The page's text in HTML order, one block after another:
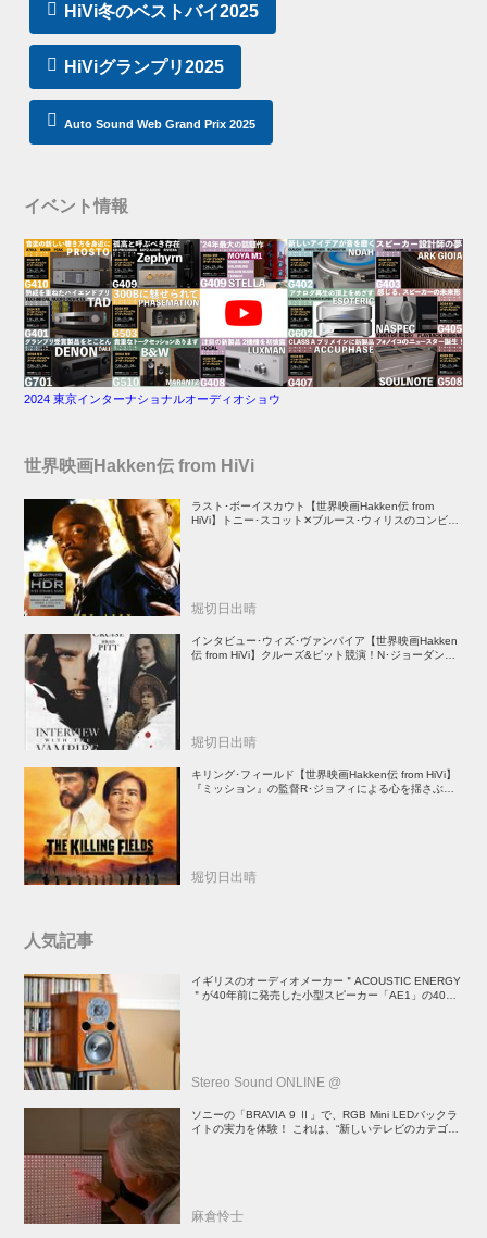
HiVi冬のベストバイ2025
HiViグランプリ2025
Auto Sound Web Grand Prix 2025
イベント情報
2024 東京インターナショナルオーディオショウ
世界映画Hakken伝 from HiVi
ラスト･ボーイスカウト【世界映画Hakken伝 from
HiVi】トニー･スコット✕ブルース･ウィリスのコンビが
堀切日出晴
インタビュー･ウィズ･ヴァンパイア【世界映画Hakken
伝 from HiVi】クルーズ&ピット競演！N･ジョーダン監
堀切日出晴
キリング･フィールド【世界映画Hakken伝 from HiVi】
『ミッション』の監督R･ジョフィによる心を揺さぶる
堀切日出晴
人気記事
イギリスのオーディオメーカー＂ACOUSTIC ENERGY
＂が40年前に発売した小型スピーカー「AE1」の40周
Stereo Sound ONLINE @
ソニーの「BRAVIA 9 Ⅱ」で、RGB Mini LEDバックラ
イトの実力を体験！ これは、“新しいテレビのカテゴリ
麻倉怜士